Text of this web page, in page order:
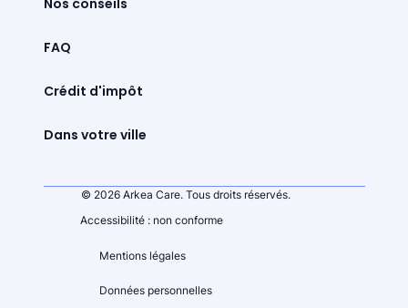
FAQ
Crédit d'impôt
Dans votre ville
© 2026 Arkea Care. Tous droits réservés.
Accessibilité : non conforme
Mentions légales
Données personnelles